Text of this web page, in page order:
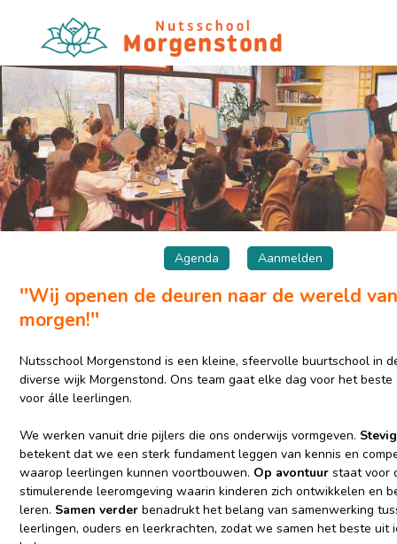
Agenda Aanmelden
''Wij openen de deuren naar de wereld
morgen!''
Nutsschool Morgenstond is een kleine, sfeervolle buurtschool in
diverse wijk Morgenstond. Ons team gaat elke dag voor het
voor álle leerlingen.
We werken vanuit drie pijlers die ons onderwijs vormgeven.
betekent dat we een sterk fundament leggen van kennis en
waarop leerlingen kunnen voortbouwen. Op avontuur staat voor
stimulerende leeromgeving waarin kinderen zich ontwikkelen en
leren. Samen verder benadrukt het belang van samenwerking
leerlingen, ouders en leerkrachten, zodat we samen het beste uit